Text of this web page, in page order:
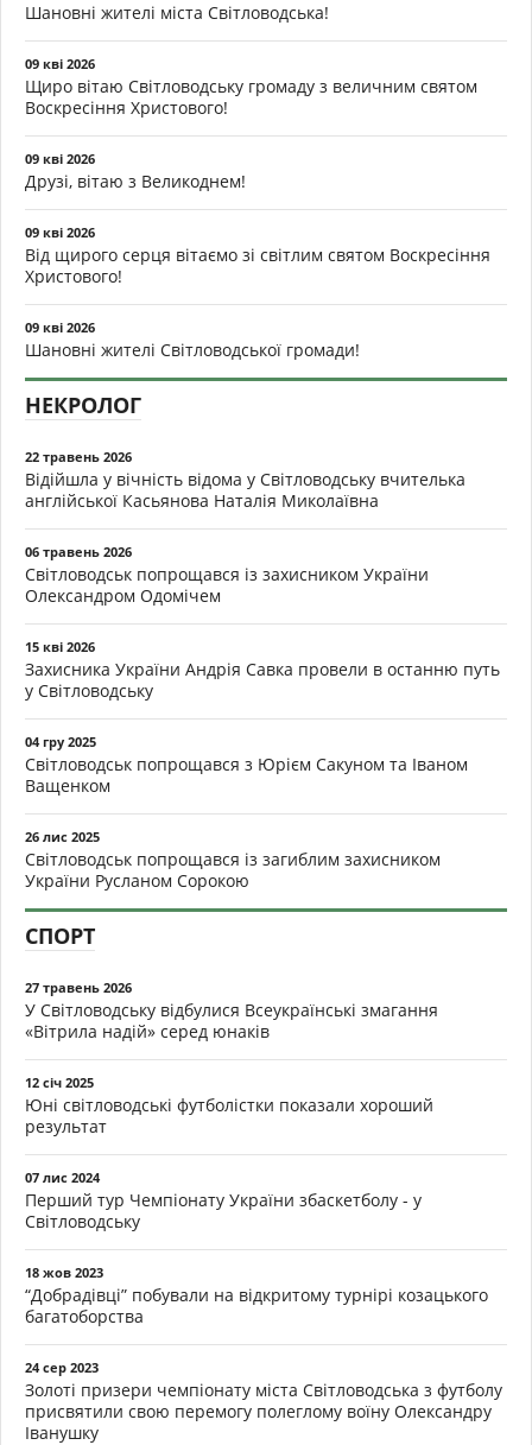
Шановні жителі міста Світловодська!
09 кві 2026
Щиро вітаю Світловодську громаду з величним святом
Воскресіння Христового!
09 кві 2026
Друзі, вітаю з Великоднем!
09 кві 2026
Від щирого серця вітаємо зі світлим святом Воскресіння
Христового!
09 кві 2026
Шановні жителі Світловодської громади!
НЕКРОЛОГ
22 травень 2026
Відійшла у вічність відома у Світловодську вчителька
англійської Касьянова Наталія Миколаївна
06 травень 2026
Світловодськ попрощався із захисником України
Олександром Одомічем
15 кві 2026
Захисника України Андрія Савка провели в останню путь
у Світловодську
04 гру 2025
Світловодськ попрощався з Юрієм Сакуном та Іваном
Ващенком
26 лис 2025
Світловодськ попрощався із загиблим захисником
України Русланом Сорокою
СПОРТ
27 травень 2026
У Світловодську відбулися Всеукраїнські змагання
«Вітрила надій» серед юнаків
12 січ 2025
Юні світловодські футболістки показали хороший
результат
07 лис 2024
Перший тур Чемпіонату України збаскетболу - у
Світловодську
18 жов 2023
“Добрадівці” побували на відкритому турнірі козацького
багатоборства
24 сер 2023
Золоті призери чемпіонату міста Світловодська з футболу
присвятили свою перемогу полеглому воїну Олександру
Іванушку